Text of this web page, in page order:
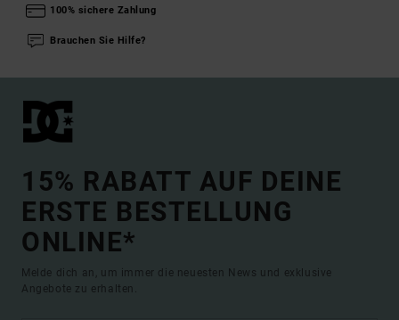
100% sichere Zahlung
Brauchen Sie Hilfe?
15% RABATT AUF DEINE
ERSTE BESTELLUNG
ONLINE*
Melde dich an, um immer die neuesten News und exklusive
Angebote zu erhalten.